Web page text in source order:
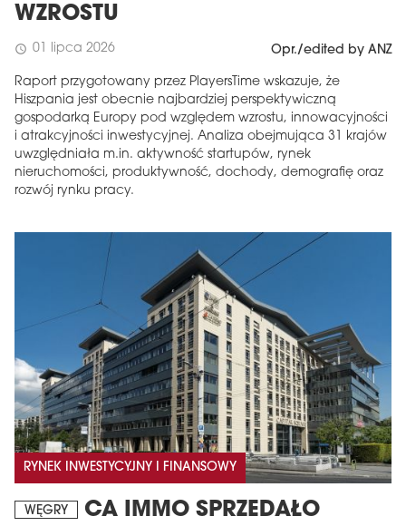
WZROSTU
schedule 01 lipca 2026 Opr./edited by ANZ
Raport przygotowany przez PlayersTime wskazuje, że
Hiszpania jest obecnie najbardziej perspektywiczną
gospodarką Europy pod względem wzrostu, innowacyjności
i atrakcyjności inwestycyjnej. Analiza obejmująca 31 krajów
uwzględniała m.in. aktywność startupów, rynek
nieruchomości, produktywność, dochody, demografię oraz
rozwój rynku pracy.
RYNEK INWESTYCYJNY I FINANSOWY
WĘGRY
CA IMMO SPRZEDAŁO